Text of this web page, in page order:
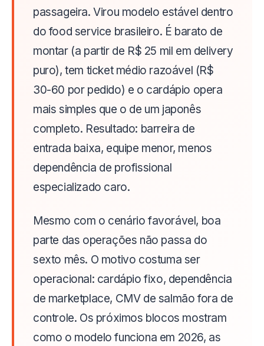
passageira. Virou modelo estável dentro
do food service brasileiro. É barato de
montar (a partir de R$ 25 mil em delivery
puro), tem ticket médio razoável (R$
30-60 por pedido) e o cardápio opera
mais simples que o de um japonês
completo. Resultado: barreira de
entrada baixa, equipe menor, menos
dependência de profissional
especializado caro.
Mesmo com o cenário favorável, boa
parte das operações não passa do
sexto mês. O motivo costuma ser
operacional: cardápio fixo, dependência
de marketplace, CMV de salmão fora de
controle. Os próximos blocos mostram
como o modelo funciona em 2026, as